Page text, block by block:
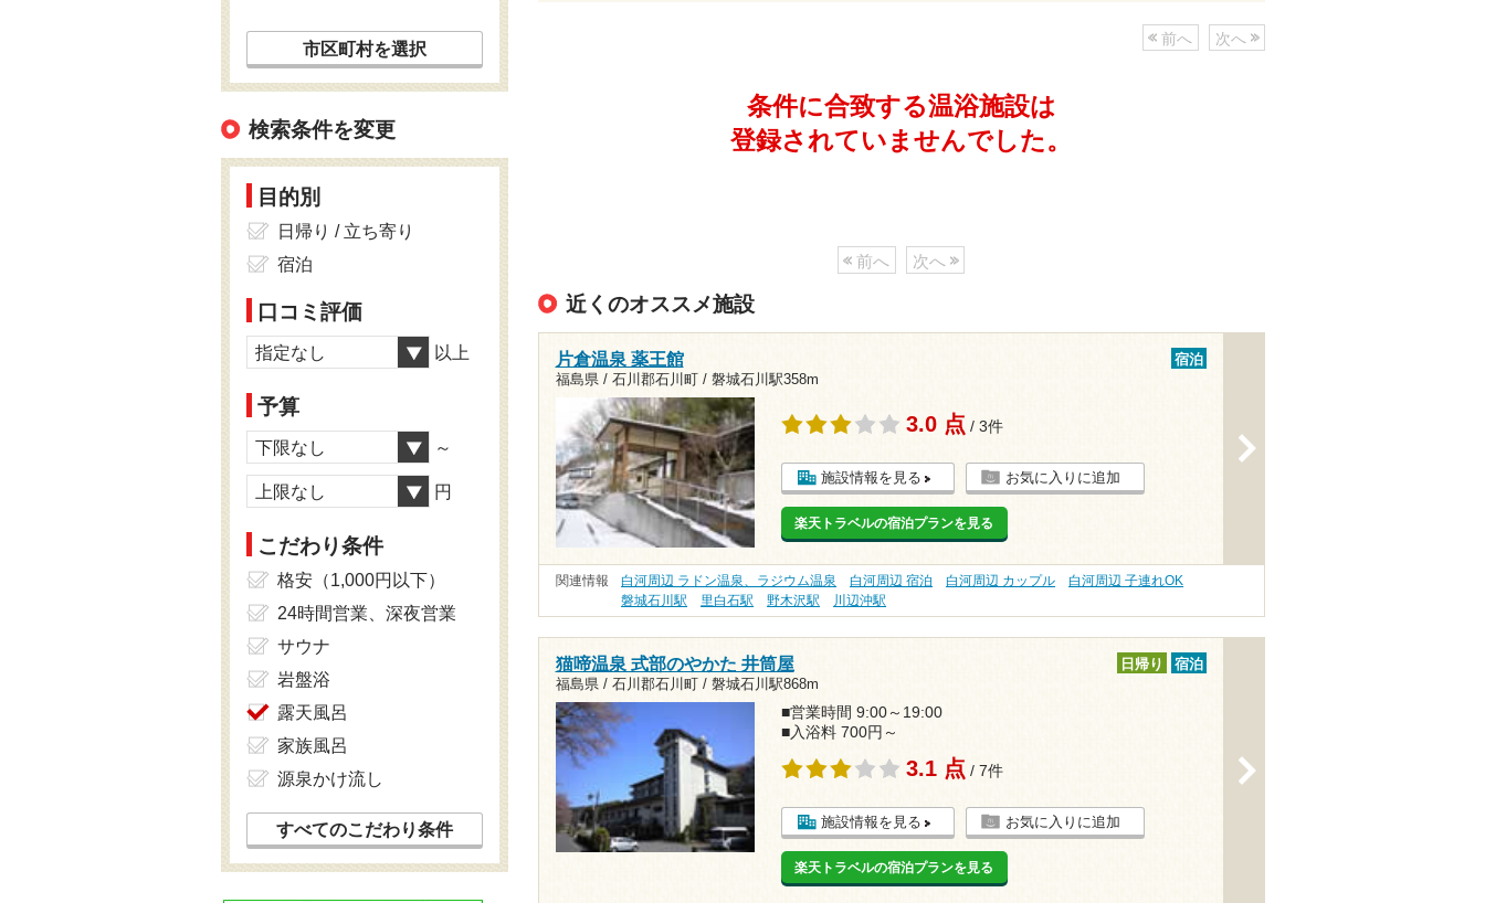
前へ 次へ
条件に合致する温浴施設は
登録されていませんでした。
前へ 次へ
近くのオススメ施設
片倉温泉 薬王館
福島県 / 石川郡石川町 / 磐城石川駅358m
宿泊
3.0 点 / 3件
施設情報を見る お気に入りに追加
楽天トラベルの宿泊プランを見る
関連情報 白河周辺 ラドン温泉、ラジウム温泉 白河周辺 宿泊 白河周辺 カップル
白河周辺 子連れOK
磐城石川駅
里白石駅 野木沢駅 川辺沖駅
猫啼温泉 式部のやかた 井筒屋
福島県 / 石川郡石川町 / 磐城石川駅868m
日帰り 宿泊
■営業時間 9:00～19:00
■入浴料 700円～
3.1 点 / 7件
施設情報を見る お気に入りに追加
楽天トラベルの宿泊プランを見る
市区町村を選択
検索条件を変更
目的別
日帰り / 立ち寄り
宿泊
口コミ評価
指定なし 以上
予算
下限なし ～
上限なし 円
こだわり条件
格安（1,000円以下）
24時間営業、深夜営業
サウナ
岩盤浴
露天風呂
家族風呂
源泉かけ流し
すべてのこだわり条件